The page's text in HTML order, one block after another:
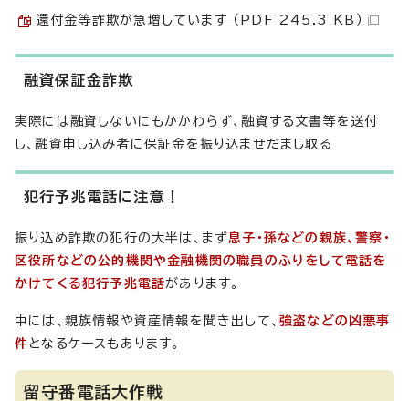
還付金等詐欺が急増しています （PDF 245.3 KB）
融資保証金詐欺
実際には融資しないにもかかわらず、融資する文書等を送付
し、融資申し込み者に保証金を振り込ませだまし取る
犯行予兆電話に注意！
振り込め詐欺の犯行の大半は、まず息子・孫などの親族、警察・
区役所などの公的機関や金融機関の職員のふりをして電話を
かけてくる犯行予兆電話があります。
中には、親族情報や資産情報を聞き出して、 強盗などの凶悪事
件 となるケースもあります。
留守番電話大作戦